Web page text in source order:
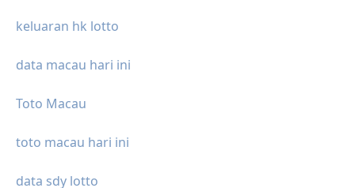
keluaran hk lotto
data macau hari ini
Toto Macau
toto macau hari ini
data sdy lotto